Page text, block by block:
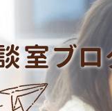
室ブ